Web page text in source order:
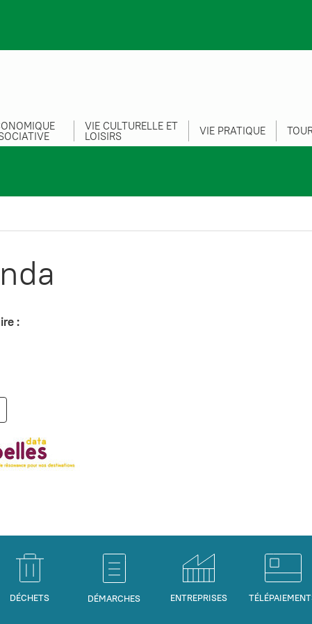
VIE CULTURELLE ET
LOISIRS VIE PRATIQUE
:
DÉCHETS DÉMARCHES ENTREPRISES